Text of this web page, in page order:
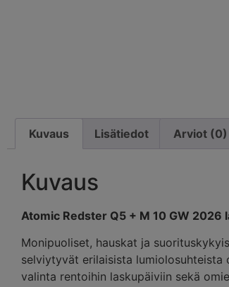
Kuvaus Lisätiedot Arviot (0)
Kuvaus
Atomic Redster Q5 + M 10 GW 2026
Monipuoliset, hauskat ja
selviytyvät erilaisista
valinta rentoihin laskupäiviin sekä